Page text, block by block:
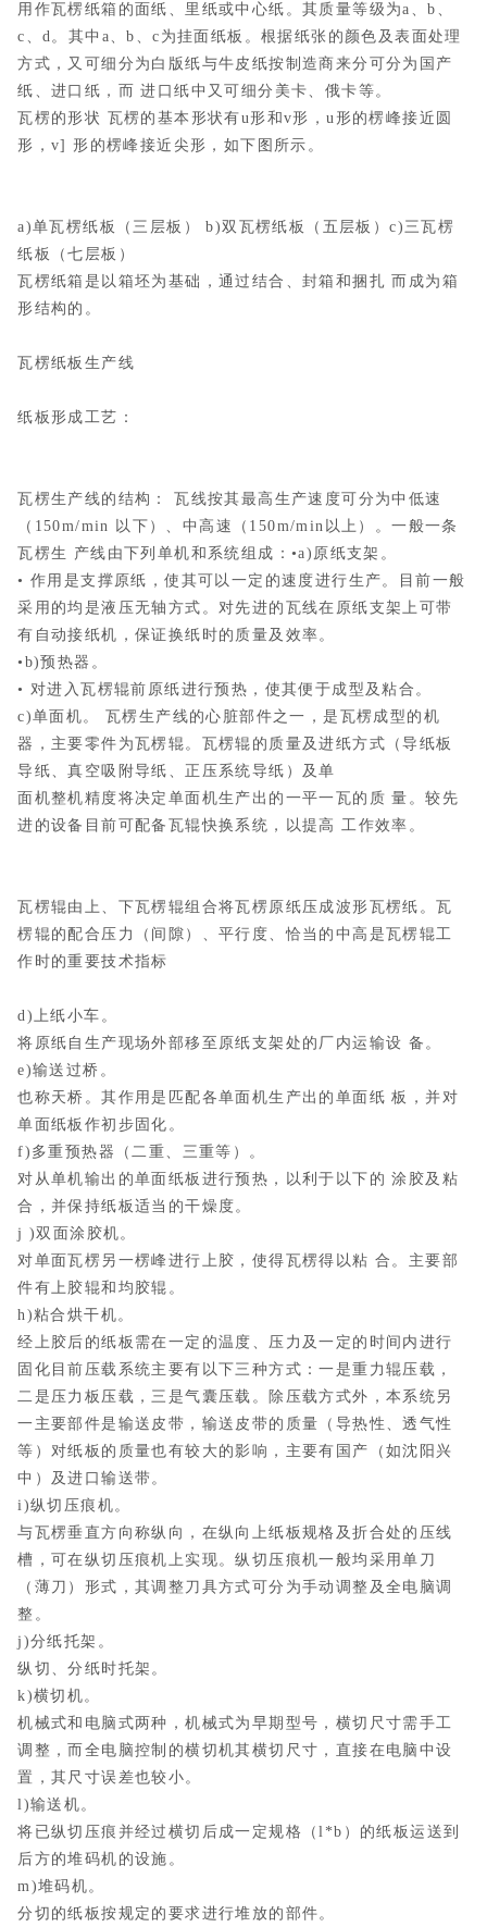
用作瓦楞纸箱的面纸、里纸或中心纸。其质量等级为a、b、
c、d。其中a、b、c为挂面纸板。根据纸张的颜色及表面处理
方式，又可细分为白版纸与牛皮纸按制造商来分可分为国产
纸、进口纸，而 进口纸中又可细分美卡、俄卡等。
瓦楞的形状 瓦楞的基本形状有u形和v形，u形的楞峰接近圆
形，v] 形的楞峰接近尖形，如下图所示。
a)单瓦楞纸板（三层板） b)双瓦楞纸板（五层板）c)三瓦楞
纸板（七层板）
瓦楞纸箱是以箱坯为基础，通过结合、封箱和捆扎 而成为箱
形结构的。
瓦楞纸板生产线
纸板形成工艺：
瓦楞生产线的结构： 瓦线按其最高生产速度可分为中低速
（150m/min 以下）、中高速（150m/min以上）。一般一条
瓦楞生 产线由下列单机和系统组成：•a)原纸支架。
• 作用是支撑原纸，使其可以一定的速度进行生产。目前一般
采用的均是液压无轴方式。对先进的瓦线在原纸支架上可带
有自动接纸机，保证换纸时的质量及效率。
•b)预热器。
• 对进入瓦楞辊前原纸进行预热，使其便于成型及粘合。
c)单面机。 瓦楞生产线的心脏部件之一，是瓦楞成型的机
器，主要零件为瓦楞辊。瓦楞辊的质量及进纸方式（导纸板
导纸、真空吸附导纸、正压系统导纸）及单
面机整机精度将决定单面机生产出的一平一瓦的质 量。较先
进的设备目前可配备瓦辊快换系统，以提高 工作效率。
瓦楞辊由上、下瓦楞辊组合将瓦楞原纸压成波形瓦楞纸。瓦
楞辊的配合压力（间隙）、平行度、恰当的中高是瓦楞辊工
作时的重要技术指标
d)上纸小车。
将原纸自生产现场外部移至原纸支架处的厂内运输设 备。
e)输送过桥。
也称天桥。其作用是匹配各单面机生产出的单面纸 板，并对
单面纸板作初步固化。
f)多重预热器（二重、三重等）。
对从单机输出的单面纸板进行预热，以利于以下的 涂胶及粘
合，并保持纸板适当的干燥度。
j )双面涂胶机。
对单面瓦楞另一楞峰进行上胶，使得瓦楞得以粘 合。主要部
件有上胶辊和均胶辊。
h)粘合烘干机。
经上胶后的纸板需在一定的温度、压力及一定的时间内进行
固化目前压载系统主要有以下三种方式：一是重力辊压载，
二是压力板压载，三是气囊压载。除压载方式外，本系统另
一主要部件是输送皮带，输送皮带的质量（导热性、透气性
等）对纸板的质量也有较大的影响，主要有国产（如沈阳兴
中）及进口输送带。
i)纵切压痕机。
与瓦楞垂直方向称纵向，在纵向上纸板规格及折合处的压线
槽，可在纵切压痕机上实现。纵切压痕机一般均采用单刀
（薄刀）形式，其调整刀具方式可分为手动调整及全电脑调
整。
j)分纸托架。
纵切、分纸时托架。
k)横切机。
机械式和电脑式两种，机械式为早期型号，横切尺寸需手工
调整，而全电脑控制的横切机其横切尺寸，直接在电脑中设
置，其尺寸误差也较小。
l)输送机。
将已纵切压痕并经过横切后成一定规格（l*b）的纸板运送到
后方的堆码机的设施。
m)堆码机。
分切的纸板按规定的要求进行堆放的部件。